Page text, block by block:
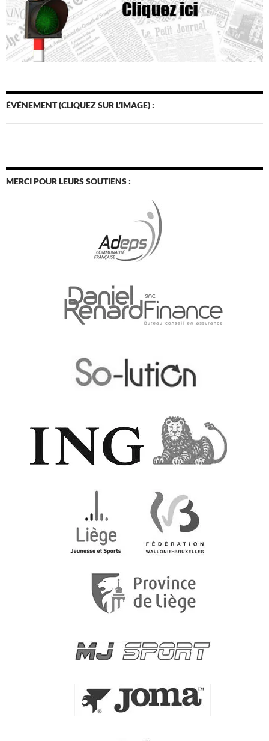
ÉVÉNEMENT (CLIQUEZ SUR L’IMAGE) :
MERCI POUR LEURS SOUTIENS :